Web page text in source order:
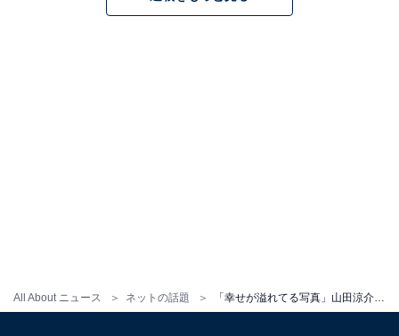
All About ニュース ネットの話題